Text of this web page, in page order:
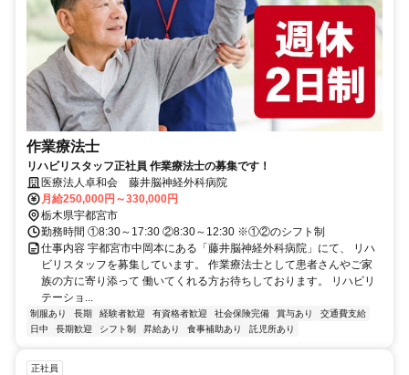
作業療法士
リハビリスタッフ正社員 作業療法士の募集です！
医療法人卓和会 藤井脳神経外科病院
月給250,000円～330,000円
栃木県宇都宮市
勤務時間 ①8:30～17:30 ②8:30～12:30 ※①②のシフト制
仕事内容 宇都宮市中岡本にある「藤井脳神経外科病院」にて、 リハ
ビリスタッフを募集しています。 作業療法士として患者さんやご家
族の方に寄り添って 働いてくれる方お待ちしております。 リハビリ
テーショ...
制服あり 長期 経験者歓迎 有資格者歓迎 社会保険完備 賞与あり
交通費支給
日中
長期歓迎 シフト制 昇給あり 食事補助あり 託児所あり
正社員